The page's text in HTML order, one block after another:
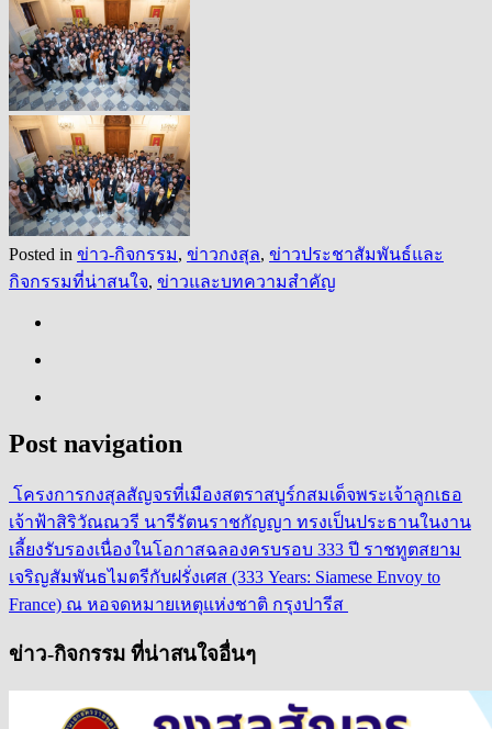
Posted in ข่าว-กิจกรรม, ข่าวกงสุล, ข่าวประชาสัมพันธ์และ
กิจกรรมที่น่าสนใจ, ข่าวและบทความสำคัญ
Post navigation
โครงการกงสุลสัญจรที่เมืองสตราสบูร์กสมเด็จพระเจ้าลูกเธอ
เจ้าฟ้าสิริวัณณวรี นารีรัตนราชกัญญา ทรงเป็นประธานในงาน
เลี้ยงรับรองเนื่องในโอกาสฉลองครบรอบ 333 ปี ราชทูตสยาม
เจริญสัมพันธไมตรีกับฝรั่งเศส (333 Years: Siamese Envoy to
France) ณ หอจดหมายเหตุแห่งชาติ กรุงปารีส
ข่าว-กิจกรรม ที่น่าสนใจอื่นๆ